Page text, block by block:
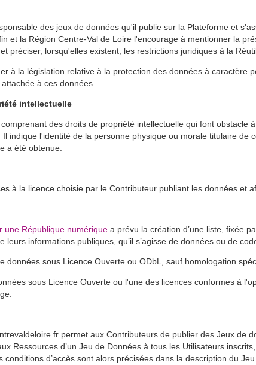
des jeux de données qu'il publie sur la Plateforme et
et la Région Centre-Val de Loire l'encourage à mentionner la
préciser, lorsqu'elles existent, les restrictions juridiques à la
à la législation relative à la protection des données à caractère
à ces données.
intellectuelle
des droits de propriété intellectuelle qui font obstacle
indique l'identité de la personne physique ou morale titulaire de
a été obtenue.
à la licence choisie par le Contributeur publiant les données et
une République numérique a prévu la création d’une liste, fixée
informations publiques, qu’il s’agisse de données ou de
données sous Licence Ouverte ou ODbL, sauf homologation
sous Licence Ouverte ou l'une des licences conformes à
permet aux Contributeurs de publier des Jeux de
Ressources d’un Jeu de Données à tous les Utilisateurs
d’accès sont alors précisées dans la description du Jeu